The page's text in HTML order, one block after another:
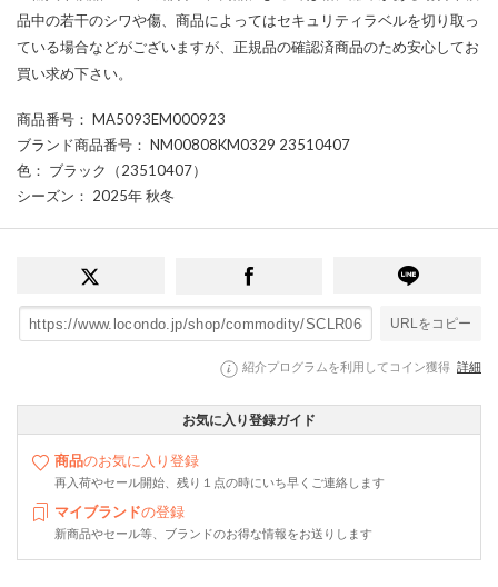
品中の若干のシワや傷、商品によってはセキュリティラベルを切り取っ
ている場合などがございますが、正規品の確認済商品のため安心してお
買い求め下さい。
商品番号 ： MA5093EM000923
ブランド商品番号 ： NM00808KM0329 23510407
色 ： ブラック（23510407）
シーズン ： 2025年 秋冬
URLをコピー
紹介プログラムを利用してコイン獲得 詳細
お気に入り登録ガイド
商品のお気に入り登録
再入荷やセール開始、残り１点の時にいち早くご連絡します
マイブランドの登録
新商品やセール等、ブランドのお得な情報をお送りします